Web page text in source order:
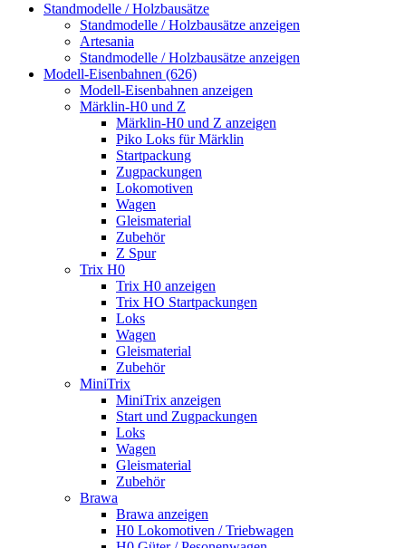
Standmodelle / Holzbausätze
Standmodelle / Holzbausätze anzeigen
Artesania
Standmodelle / Holzbausätze anzeigen
Modell-Eisenbahnen (626)
Modell-Eisenbahnen anzeigen
Märklin-H0 und Z
Märklin-H0 und Z anzeigen
Piko Loks für Märklin
Startpackung
Zugpackungen
Lokomotiven
Wagen
Gleismaterial
Zubehör
Z Spur
Trix H0
Trix H0 anzeigen
Trix HO Startpackungen
Loks
Wagen
Gleismaterial
Zubehör
MiniTrix
MiniTrix anzeigen
Start und Zugpackungen
Loks
Wagen
Gleismaterial
Zubehör
Brawa
Brawa anzeigen
H0 Lokomotiven / Triebwagen